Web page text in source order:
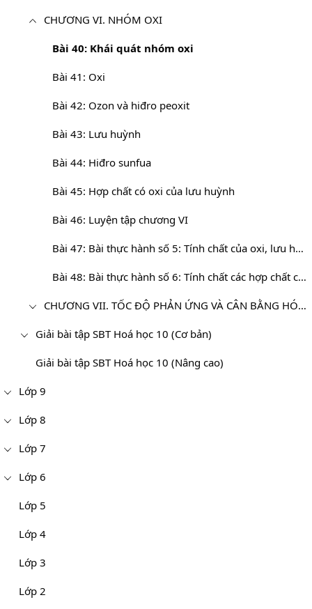
CHƯƠNG VI. NHÓM OXI
Bài 40: Khái quát nhóm oxi
Bài 41: Oxi
Bài 42: Ozon và hiđro peoxit
Bài 43: Lưu huỳnh
Bài 44: Hiđro sunfua
Bài 45: Hợp chất có oxi của lưu huỳnh
Bài 46: Luyện tập chương VI
Bài 47: Bài thực hành số 5: Tính chất của oxi, lưu huỳnh
Bài 48: Bài thực hành số 6: Tính chất các hợp chất của lưu huỳnh
CHƯƠNG VII. TỐC ĐỘ PHẢN ỨNG VÀ CÂN BẰNG HÓA HỌC - HÓA HỌC 10 NÂNG CAO
Giải bài tập SBT Hoá học 10 (Cơ bản)
Giải bài tập SBT Hoá học 10 (Nâng cao)
Lớp 9
Lớp 8
Lớp 7
Lớp 6
Lớp 5
Lớp 4
Lớp 3
Lớp 2